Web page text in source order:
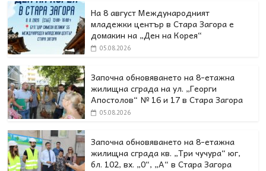
На 8 август Международният
младежки център в Стара Загора е
домакин на „Ден на Корея“
05.08.2026
Започна обновяването на 8-етажна
жилищна сграда на ул. „Георги
Апостолов“ № 16 и 17 в Стара Загора
05.08.2026
Започна обновяването на 8-етажна
жилищна сграда кв. „Три чучура“ юг,
бл. 102, вх. „0“, „А“ в Стара Загора